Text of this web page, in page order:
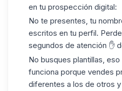
en tu prospección digital:
No te presentes, tu
escritos en tu perfil.
segundos de atención ✋
No busques plantillas,
funciona porque vendes
diferentes a los de otros